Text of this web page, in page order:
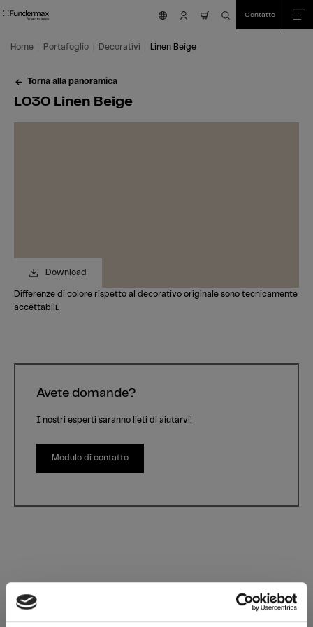
Vai al contenuto principale
Vai all'indice
Vai al menu principale
nav.cart.item.count
Contatto
Home Portafoglio Decorativi Linen Beige
Torna alla panoramica
L030 Linen Beige
Download
Differenze di colore rispetto al decorativo originale sono tecnicamente
accettabili.
Avete domande?
I nostri esperti saranno lieti di aiutarvi!
Modulo di contatto
Linen Beige
Decorativo L030 Linen Beige | Tipo di legno: -